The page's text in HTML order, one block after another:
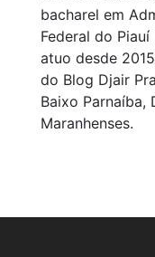
bacharel em
Federal do Piauí
atuo desde
do Blog Djair
Baixo Parnaíba,
Maranhenses.